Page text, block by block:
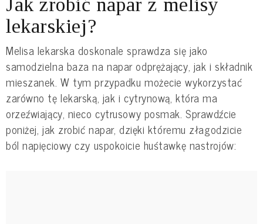
Jak zrobić napar z melisy
lekarskiej?
Melisa lekarska doskonale sprawdza się jako
samodzielna baza na napar odprężający, jak i składnik
mieszanek. W tym przypadku możecie wykorzystać
zarówno tę lekarską, jak i cytrynową, która ma
orzeźwiający, nieco cytrusowy posmak. Sprawdźcie
poniżej, jak zrobić napar, dzięki któremu złagodzicie
ból napięciowy czy uspokoicie huśtawkę nastrojów: